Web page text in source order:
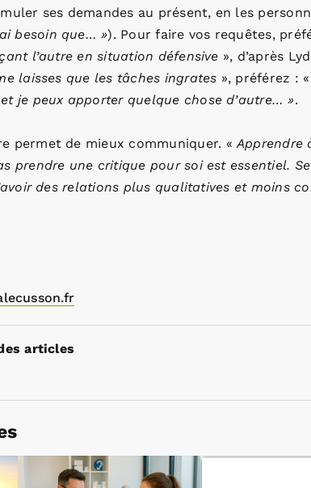
ses demandes au présent, en les
besoin que… »). Pour faire vos requêtes,
l’autre en situation défensive », d’après
laisses que les tâches ingrates », préférez : «
je peux apporter quelque chose d’autre… ».
permet de mieux communiquer. « Apprendre
prendre une critique pour soi est essentiel.
des relations plus qualitatives et moins
articles